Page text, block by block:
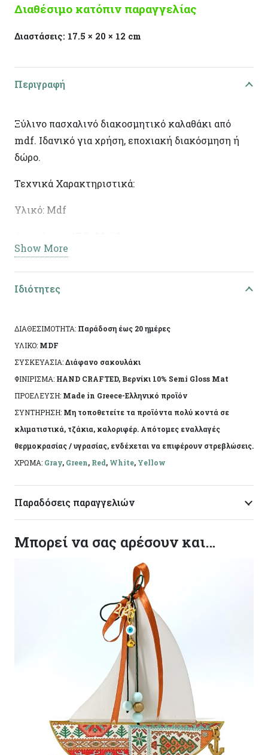
Διαθέσιμο κατόπιν παραγγελίας
Διαστάσεις: 17.5 × 20 × 12 cm
Περιγραφή
Ξύλινο πασχαλινό διακοσμητικό καλαθάκι από
mdf. Ιδανικό για χρήση, εποχιακή διακόσμηση ή
δώρο.
Τεχνικά Χαρακτηριστικά:
Υλικό: Mdf
αποκλίσεις ανά προϊόν λόγω της χειροποίητης
Show More
Ιδιότητες
ΔΙΑΘΕΣΙΜΟΤΗΤΑ: Παράδοση έως 20 ημέρες
ΥΛΙΚΟ: MDF
ΣΥΣΚΕΥΑΣΙΑ:Διάφανο σακουλάκι
ΦΙΝΙΡΙΣΜΑ: HAND CRAFTED, Βερνίκι 10% Semi Gloss Mat
ΠΡΟΕΛΕΥΣΗ: Made in Greece-Ελληνικό προϊόν
ΣΥΝΤΗΡΗΣΗ: Μη τοποθετείτε τα προϊόντα πολύ κοντά σε
κλιματιστικά, τζάκια, καλοριφέρ. Απότομες εναλλαγές
θερμοκρασίας / υγρασίας, ενδέχεται να επιφέρουν στρεβλώσεις.
ΧΡΩΜΑ: Gray, Green, Red, White, Yellow
Παραδόσεις παραγγελιών
Μπορεί να σας αρέσουν και…